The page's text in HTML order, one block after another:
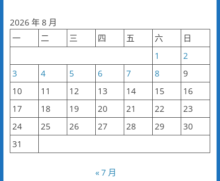
類
2026 年 8 月
一
二 三 四 五 六
日
1
2
3
4 5 6 7 8
9
10
11 12 13 14 15
16
17
18 19 20 21 22
23
24
25 26 27 28 29
30
31
« 7 月